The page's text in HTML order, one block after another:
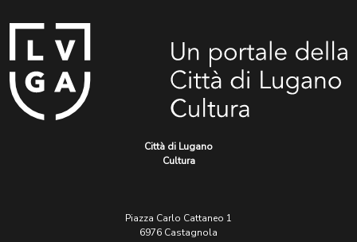
Città di Lugano
Cultura
Piazza Carlo Cattaneo 1
6976 Castagnola